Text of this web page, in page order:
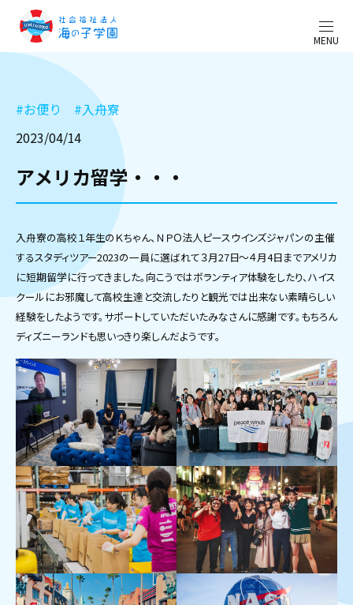
MENU
#お便り #入舟寮
2023/04/14
アメリカ留学・・・
入舟寮の高校１年生のＫちゃん、ＮＰＯ法人ピースウインズジャパンの主催
するスタディツアー2023の一員に選ばれて３月27日～４月4日までアメリカ
に短期留学に行ってきました。向こうではボランティア体験をしたり、ハイス
クールにお邪魔して高校生達と交流したりと観光では出来ない素晴らしい
経験をしたようです。サポートしていただいたみなさんに感謝です。もちろん
ディズニーランドも思いっきり楽しんだようです。